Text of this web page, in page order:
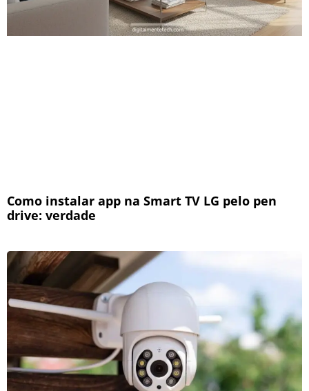
Como instalar app na Smart TV LG pelo pen
drive: verdade